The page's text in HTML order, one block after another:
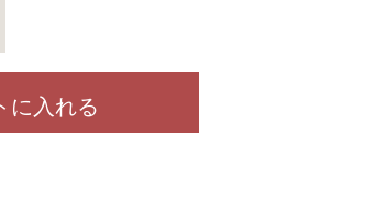
に入れる